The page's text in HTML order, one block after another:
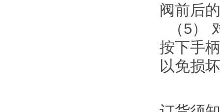
阀前后
（5）
按下手
以免损